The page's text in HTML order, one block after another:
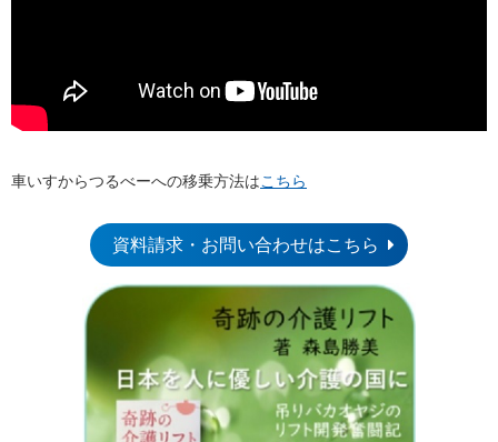
車いすからつるべーへの移乗方法はこちら
資料請求・お問い合わせはこちら